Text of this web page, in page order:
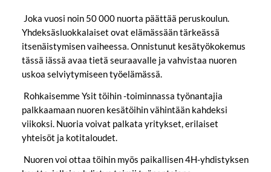
Joka vuosi noin 50 000 nuorta päättää peruskoulun.
Yhdeksäsluokkalaiset ovat elämässään tärkeässä
itsenäistymisen vaiheessa. Onnistunut kesätyökokemus
tässä iässä avaa tietä seuraavalle ja vahvistaa nuoren
uskoa selviytymiseen työelämässä.
Rohkaisemme Ysit töihin -toiminnassa työnantajia
palkkaamaan nuoren kesätöihin vähintään kahdeksi
viikoksi. Nuoria voivat palkata yritykset, erilaiset
yhteisöt ja kotitaloudet.
Nuoren voi ottaa töihin myös paikallisen 4H-yhdistyksen